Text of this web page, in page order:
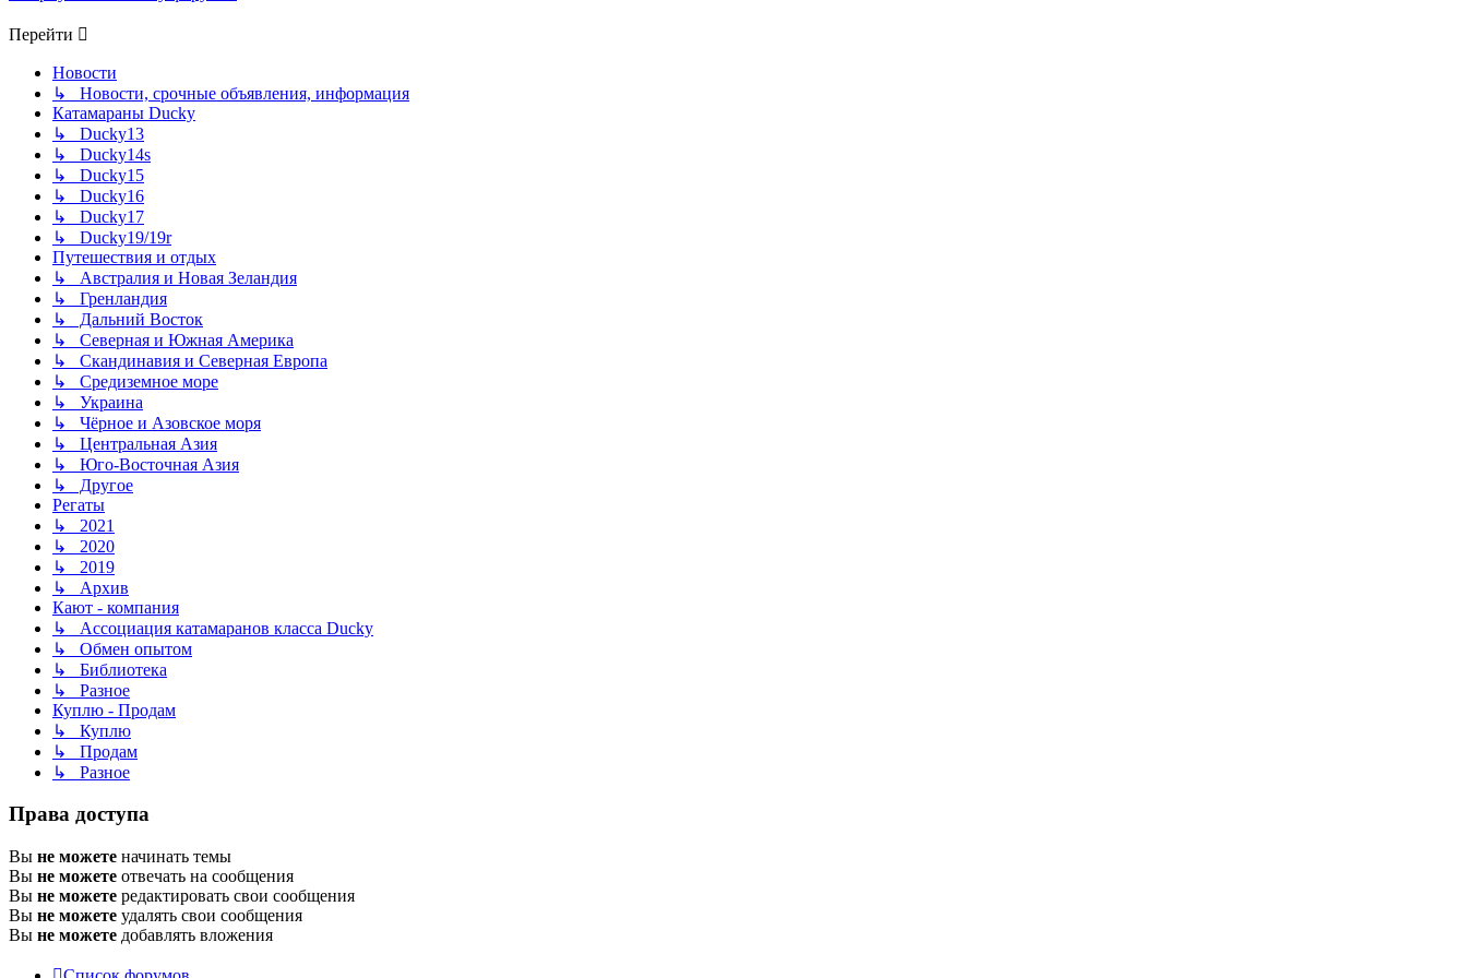
Перейти
Новости
↳ Новости, срочные объявления, информация
Катамараны Ducky
↳ Ducky13
↳ Ducky14s
↳ Ducky15
↳ Ducky16
↳ Ducky17
↳ Ducky19/19r
Путешествия и отдых
↳ Австралия и Новая Зеландия
↳ Гренландия
↳ Дальний Восток
↳ Северная и Южная Америка
↳ Скандинавия и Северная Европа
↳ Средиземное море
↳ Украина
↳ Чёрное и Азовское моря
↳ Центральная Азия
↳ Юго-Восточная Азия
↳ Другое
Регаты
↳ 2021
↳ 2020
↳ 2019
↳ Архив
Кают - компания
↳ Ассоциация катамаранов класса Ducky
↳ Обмен опытом
↳ Библиотека
↳ Разное
Куплю - Продам
↳ Куплю
↳ Продам
↳ Разное
Права доступа
Вы не можете начинать темы
Вы не можете отвечать на сообщения
Вы не можете редактировать свои сообщения
Вы не можете удалять свои сообщения
Вы не можете добавлять вложения